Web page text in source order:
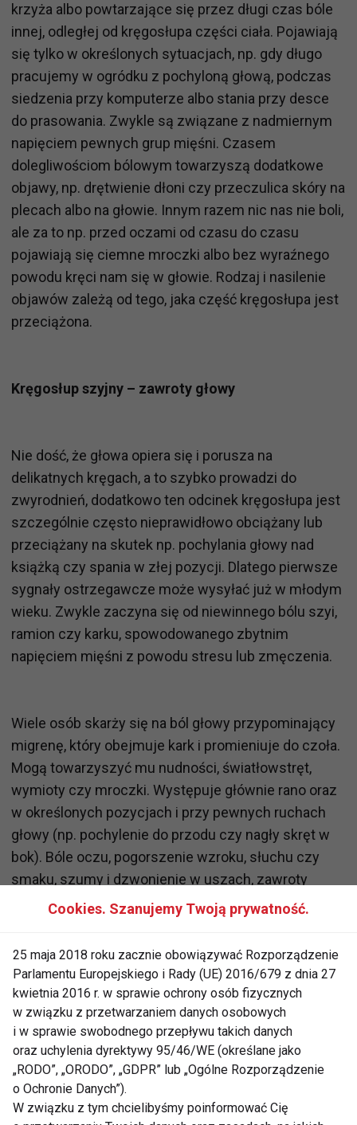
krzyża albo powtarzające się przez długi czas bóle
innej, odległej od kręgosłupa części ciała. Pojawiają
się tylko w określonych sytuacjach, np. gdy długo
pracujemy w ogródku z pochyloną głową, podczas
siedzenia przy komputerze albo stania przy desce
do prasowania. Zwykle są związane z nadmiernym
napięciem pewnych grup mięśni. Czasem
dolegliwościom bólowym towarzyszą dodatkowe
objawy, np. drętwienie dłoni czy przeczulica skóry na
plecach albo na głowie. Innym razem nic nas nie boli,
ale za to np. przed oczami od czasu do czasu
pojawiają się ciemne mroczki albo bez wyraźnego
powodu kręci nam się w głowie. Rodzaj i nasilenie
objawów zależą od tego, jaka część kręgosłupa jest
przeciążona.
Kręgosłup szyjny – zawroty głowy
Nie dość, że głowa opiera się i porusza na
delikatnych kręgach, a to szybko prowadzi do
zwyrodnień, dodatkowo ten odcinek kręgosłupa jest
szczególnie często nieprawidłowo obciążany lub
przeciążany na skutek np. pochylania głowy nad
książką czy spania w złej pozycji. Dlatego pierwsze
sygnały ostrzegawcze może wysyłać już w młodym
wieku. Zwykle zaczyna się od niewinnego bólu szyi,
ramion czy karku, spowodowanego zbytnim
napięciem mięśni z powodu stresu lub zmęczenia.
Wiele osób skarży się na ból głowy przypominający
migrenę, który obejmuje kark i promieniuje do czoła.
Mogą towarzyszyć mu nudności, światłowstręt,
wymioty czy mroczki. Występuje głównie rano oraz
w określonych pozycjach i przy pewnych ruchach
głowy (np. pochylenie do przodu czy nagły skręt w
bok). Bóle oczu, pogorszenie wzroku, słuchu czy
smaku, szumy i dzwonienie w uszach, zawroty
głowy, trudności w przełykaniu, drętwienie karku i
przytomności – mogą zwiastować problemy z
kręgosłupem. Dolegliwości są wynikiem
podrażnienia korzeni nerwowych w otworach
międzykręgowych, a także zaburzenia ukrwienia na
skutek ucisku na tętnice kręgowe (czasem nawet
dochodzi do zamknięcia tętnicy).
Kręgosłup piersiowy – ból serca
Cookies. Szanujemy Twoją prywatność.
25 maja 2018 roku zacznie obowiązywać Rozporządzenie
Parlamentu Europejskiego i Rady (UE) 2016/679 z dnia 27
kwietnia 2016 r. w sprawie ochrony osób fizycznych
w związku z przetwarzaniem danych osobowych
i w sprawie swobodnego przepływu takich danych
oraz uchylenia dyrektywy 95/46/WE (określane jako
„RODO”, „ORODO”, „GDPR” lub „Ogólne Rozporządzenie
o Ochronie Danych”).
W związku z tym chcielibyśmy poinformować Cię